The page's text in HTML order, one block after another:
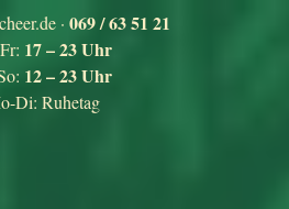
· 069 / 63 51 21
17 – 23 Uhr
12 – 23 Uhr
Di: Ruhetag